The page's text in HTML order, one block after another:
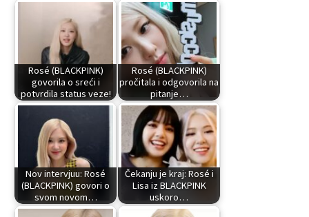
Rosé (BLACKPINK)
govorila o sreći i
potvrdila status veze!
Rosé (BLACKPINK)
pročitala i odgovorila na
pitanje…
Nov intervjuu: Rosé
(BLACKPINK) govori o
svom novom…
Čekanju je kraj: Rosé i
Lisa iz BLACKPINK
uskoro…